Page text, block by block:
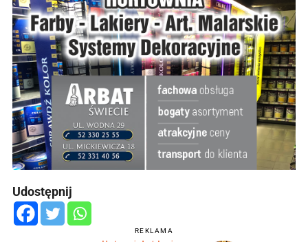
Udostępnij
REKLAMA